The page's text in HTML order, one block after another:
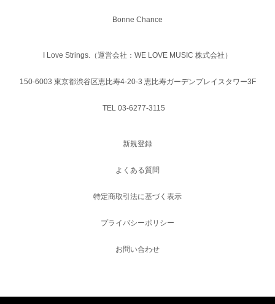
Bonne Chance
I Love Strings.（運営会社：WE LOVE MUSIC 株式会社）
150-6003 東京都渋谷区恵比寿4-20-3 恵比寿ガーデンプレイスタワー3F
TEL 03-6277-3115
新規登録
よくある質問
特定商取引法に基づく表示
プライバシーポリシー
お問い合わせ